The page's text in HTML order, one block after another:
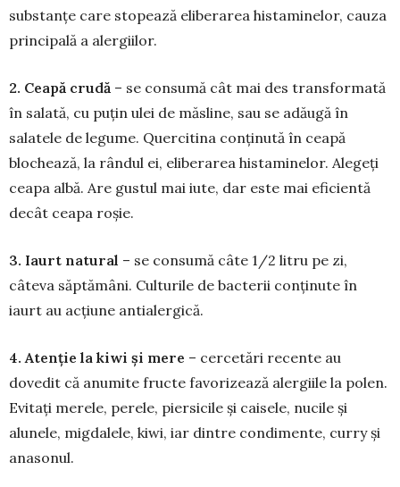
substanțe care stopează eli­berarea histami­nelor, cauza
principală a alergiilor.
2. Ceapă crudă – se consumă cât mai des transformată
în salată, cu puțin ulei de măs­line, sau se adăugă în
salatele de legume. Quercitina con­ținută în ceapă
blochează, la rândul ei, eli­berarea his­taminelor. Alegeți
ceapa albă. Are gustul mai iute, dar este mai efi­cientă
decât ceapa roșie.
3. Iaurt natural – se consumă câte 1/2 litru pe zi,
câteva săptămâni. Cul­turile de bacterii conținute în
iaurt au acțiune antialer­gică.
4. Atenție la kiwi și mere – cer­cetări recente au
dovedit că anu­mite fructe favorizează alergiile la polen.
Evitați merele, pe­rele, pier­sicile și caisele, nucile și
alunele, mig­dalele, kiwi, iar dintre condi­mente, curry și
anasonul.